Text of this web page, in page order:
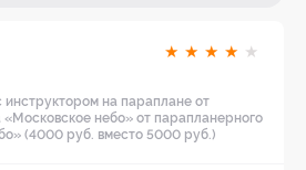
★ ★ ★ ★ ★
инструктором на параплане от
«Московское небо» от парапланерного
(4000 руб. вместо 5000 руб.)